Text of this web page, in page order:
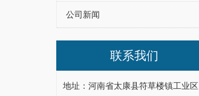
公司新闻
联系我们
地址：河南省太康县符草楼镇工业区